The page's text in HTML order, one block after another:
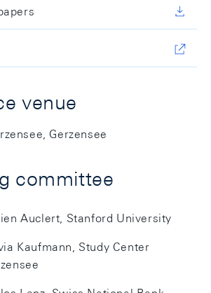
venue
Gerzensee
committee
Auclert, Stanford University
Kaufmann, Study Center